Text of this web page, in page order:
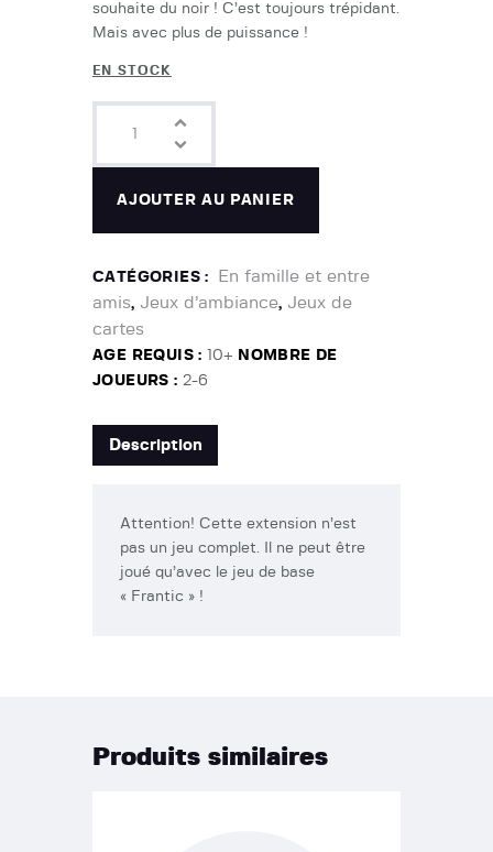
souhaite du noir ! C’est toujours trépidant.
Mais avec plus de puissance !
EN STOCK
AJOUTER AU PANIER
CATÉGORIES :
En famille et entre
amis, Jeux d’ambiance, Jeux de
cartes
AGE REQUIS :10+ NOMBRE DE
JOUEURS : 2-6
Description
Attention! Cette extension n’est
pas un jeu complet. Il ne peut être
joué qu’avec le jeu de base
« Frantic » !
Produits similaires